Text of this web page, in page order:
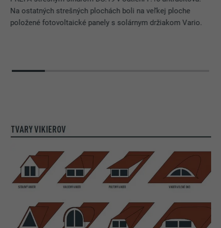
Na ostatných strešných plochách boli na veľkej ploche
položené fotovoltaické panely s solárnym držiakom Vario.
ÚČEL
návštevníkov na viacerých webových
stránkach, aby sa im zobrazovala
relevantná reklama v súlade s ich
NÁZOV
Používa ho služba sociálnej siete
vložených služieb.
NÁZOV
POSKYTOVATEĽ LinkedIn